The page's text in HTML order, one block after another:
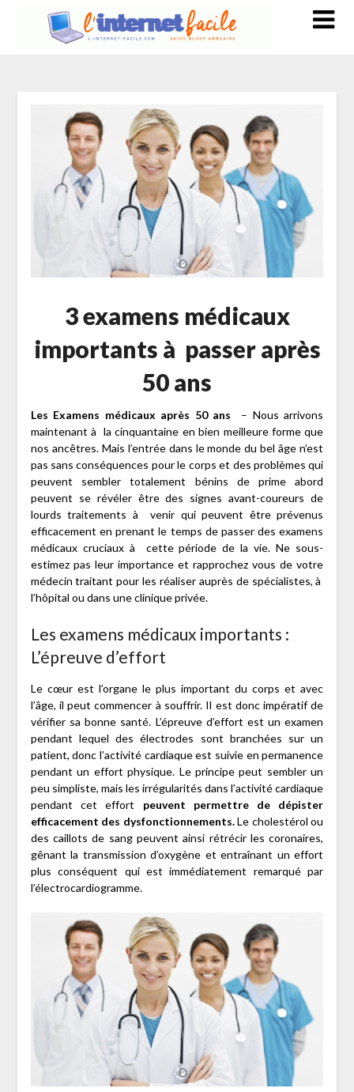
3 examens médicaux
importants à passer après
50 ans
Les Examens médicaux après 50 ans – Nous arrivons
maintenant à la cinquantaine en bien meilleure forme que
nos ancêtres. Mais l’entrée dans le monde du bel âge n’est
pas sans conséquences pour le corps et des problèmes qui
peuvent sembler totalement bénins de prime abord
peuvent se révéler être des signes avant-coureurs de
lourds traitements à venir qui peuvent être prévenus
efficacement en prenant le temps de passer des examens
médicaux cruciaux à cette période de la vie. Ne sous-
estimez pas leur importance et rapprochez vous de votre
médecin traitant pour les réaliser auprès de spécialistes, à
l’hôpital ou dans une clinique privée.
Les examens médicaux importants :
L’épreuve d’effort
Le cœur est l’organe le plus important du corps et avec
l’âge, il peut commencer à souffrir. Il est donc impératif de
vérifier sa bonne santé. L’épreuve d’effort est un examen
pendant lequel des électrodes sont branchées sur un
patient, donc l’activité cardiaque est suivie en permanence
pendant un effort physique. Le principe peut sembler un
peu simpliste, mais les irrégularités dans l’activité cardiaque
pendant cet effort peuvent permettre de dépister
efficacement des dysfonctionnements.Le cholestérol ou
des caillots de sang peuvent ainsi rétrécir les coronaires,
gênant la transmission d’oxygène et entraînant un effort
plus conséquent qui est immédiatement remarqué par
l’électrocardiogramme.